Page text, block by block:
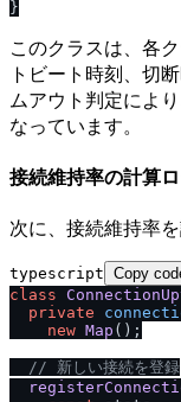
このクラスは、各
トビート時刻、切
ムアウト判定によ
なっています。
接続維持率の計算
次に、接続維持率
typescript Copy
class
private
new Map ();
// 新しい接続を登録